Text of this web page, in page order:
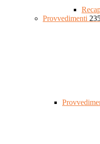
Provvedimenti